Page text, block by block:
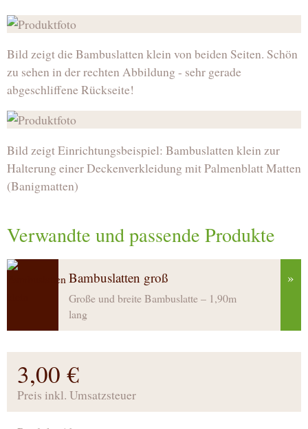
Bild zeigt die Bambuslatten klein von beiden Seiten. Schön
zu sehen in der rechten Abbildung - sehr gerade
abgeschliffene Rückseite!
Bild zeigt Einrichtungsbeispiel: Bambuslatten klein zur
Halterung einer Deckenverkleidung mit Palmenblatt Matten
(Banigmatten)
Verwandte und passende Produkte
Bambuslatten groß
Große und breite Bambuslatte – 1,90m
lang
»
3,00 €
Preis inkl. Umsatzsteuer